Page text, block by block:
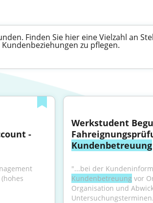
Finden Sie hier eine Vielzahl an
zu pflegen.
-
Werkstudent
Kundenbetreuung
Kundenbetreuung vor
Organisation und